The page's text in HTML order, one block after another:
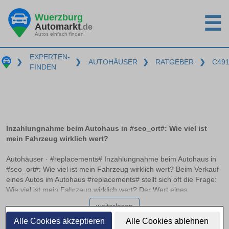
Alle Cookies akzeptieren Alle Cookies ablehnen
Wuerzburg
Automarkt.de
Autos einfach finden ☰
❯
EXPERTEN-
FINDEN
❯ AUTOHÄUSER ❯ RATGEBER ❯
Inzahlungnahme beim Autohaus in #seo_ort#: Wie viel ist
mein Fahrzeug wirklich wert?
Autohäuser · #replacements# Inzahlungnahme beim Autohaus in
#seo_ort#: Wie viel ist mein Fahrzeug wirklich wert? Beim Verkauf
eines Autos im Autohaus #replacements# stellt sich oft die Frage:
Wie viel ist mein Fahrzeug wirklich wert? Der Wert eines
Fahrzeugs variiert erheblich je nach Marktbedingungen und
Kalkulationsmethoden der Händler. In diesem Artikel erfahren Sie,
wie der Marktwert vom Händlereinkaufspreis zu unterscheiden ist
weiterlesen